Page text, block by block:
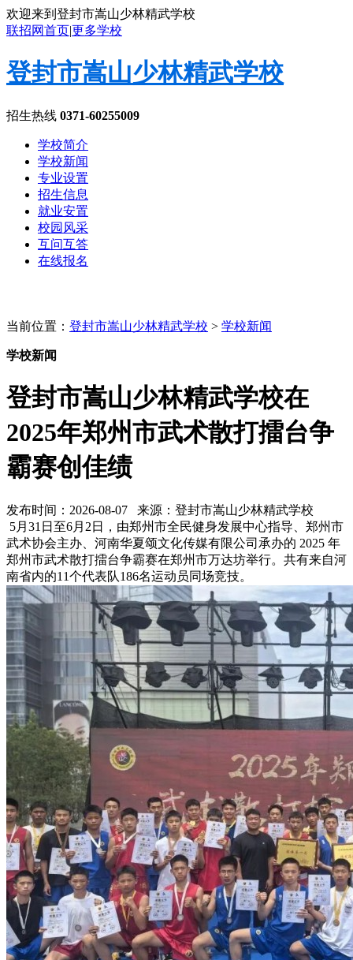
欢迎来到登封市嵩山少林精武学校
联招网首页|更多学校
登封市嵩山少林精武学校
招生热线 0371-60255009
学校简介
学校新闻
专业设置
招生信息
就业安置
校园风采
互问互答
在线报名
当前位置： 登封市嵩山少林精武学校 > 学校新闻
学校新闻
登封市嵩山少林精武学校在
2025年郑州市武术散打擂台争
霸赛创佳绩
发布时间：2026-08-07 来源：登封市嵩山少林精武学校
5月31日至6月2日，由郑州市全民健身发展中心指导、郑州市
武术协会主办、河南华夏颂文化传媒有限公司承办的 2025 年
郑州市武术散打擂台争霸赛在郑州市万达坊举行。共有来自河
南省内的11个代表队186名运动员同场竞技。